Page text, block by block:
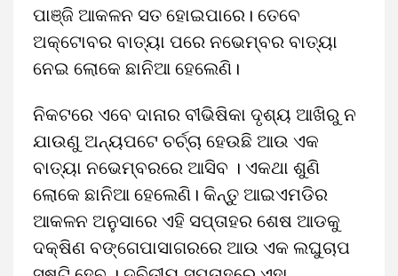
ପାଞ୍ଜି ଆକଳନ ସତ ହୋଇପାରେ। ତେବେ
ଅକ୍ଟୋବର ବାତ୍ୟା ପରେ ନଭେମ୍ବର ବାତ୍ୟା
ନେଇ ଲୋକେ ଛାନିଆ ହେଲେଣି।
ନିକଟରେ ଏବେ ଦାନାର ବୀଭିଷିକା ଦୃଶ୍ୟ ଆଖିରୁ ନ
ଯାଉଣୁ ଅନ୍ୟପଟେ ଚର୍ଚ୍ଚା ହେଉଛି ଆଉ ଏକ
ବାତ୍ୟା ନଭେମ୍ବରରେ ଆସିବ । ଏକଥା ଶୁଣି
ଲୋକେ ଛାନିଆ ହେଲେଣି। କିନ୍ତୁ ଆଇଏମଡିର
ଆକଳନ ଅନୁସାରେ ଏହି ସପ୍ତାହର ଶେଷ ଆଡକୁ
ଦକ୍ଷିଣ ବଙ୍ଗେପାସାଗରରେ ଆଉ ଏକ ଲଘୁଚାପ